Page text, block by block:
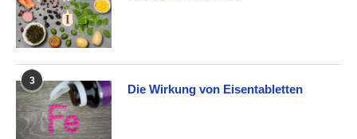
3
Die Wirkung von Eisentabletten